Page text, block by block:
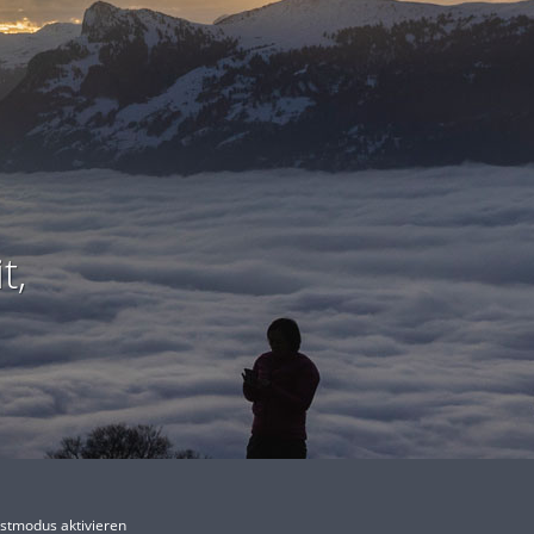
aktivieren